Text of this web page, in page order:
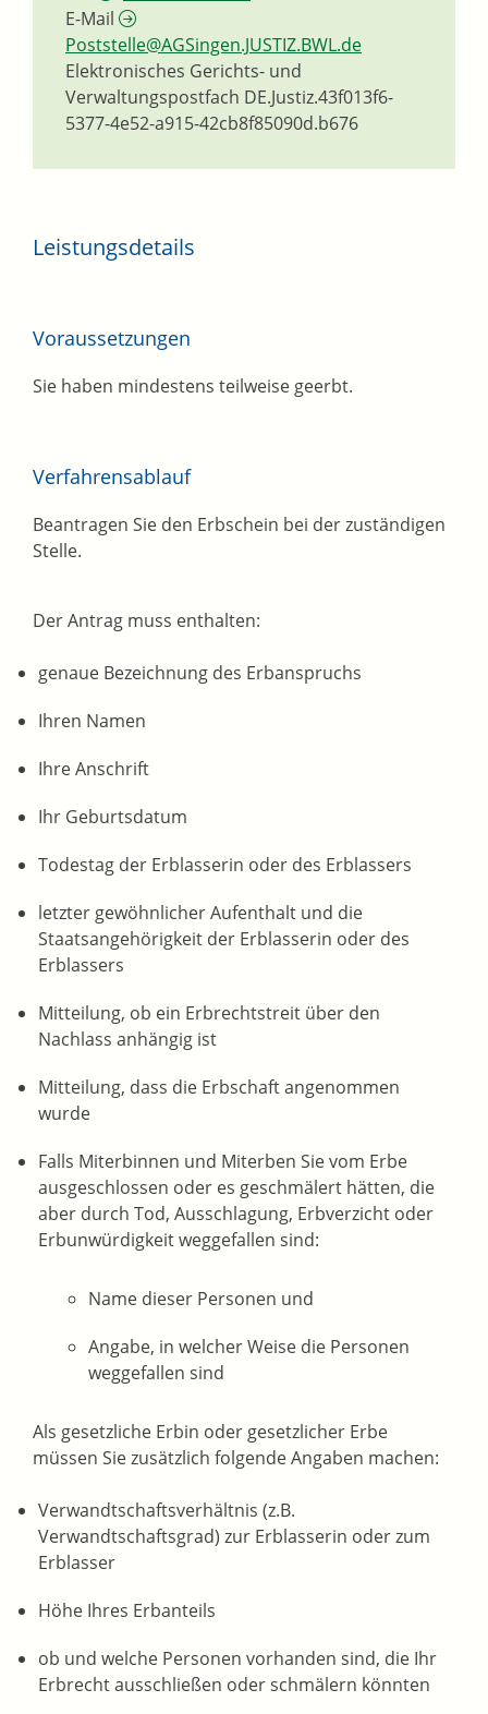
E-Mail
Poststelle@AGSingen.JUSTIZ.BWL.de
Elektronisches Gerichts- und
Verwaltungspostfach DE.Justiz.43f013f6-
5377-4e52-a915-42cb8f85090d.b676
Leistungsdetails
Voraussetzungen
Sie haben mindestens teilweise geerbt.
Verfahrensablauf
Beantragen Sie den Erbschein bei der zuständigen
Stelle.
Der Antrag muss enthalten:
genaue Bezeichnung des Erbanspruchs
Ihren Namen
Ihre Anschrift
Ihr Geburtsdatum
Todestag der Erblasserin oder des Erblassers
letzter gewöhnlicher Aufenthalt und die
Staatsangehörigkeit der Erblasserin oder des
Erblassers
Mitteilung, ob ein Erbrechtstreit über den
Nachlass anhängig ist
Mitteilung, dass die Erbschaft angenommen
wurde
Falls Miterbinnen und Miterben Sie vom Erbe
ausgeschlossen oder es geschmälert hätten, die
aber durch Tod, Ausschlagung, Erbverzicht oder
Erbunwürdigkeit weggefallen sind:
Name dieser Personen und
Angabe, in welcher Weise die Personen
weggefallen sind
Als gesetzliche Erbin oder gesetzlicher Erbe
müssen Sie zusätzlich folgende Angaben machen:
Verwandtschaftsverhältnis (z.B.
Verwandtschaftsgrad) zur Erblasserin oder zum
Erblasser
Höhe Ihres Erbanteils
ob und welche Personen vorhanden sind, die Ihr
Erbrecht ausschließen oder schmälern könnten